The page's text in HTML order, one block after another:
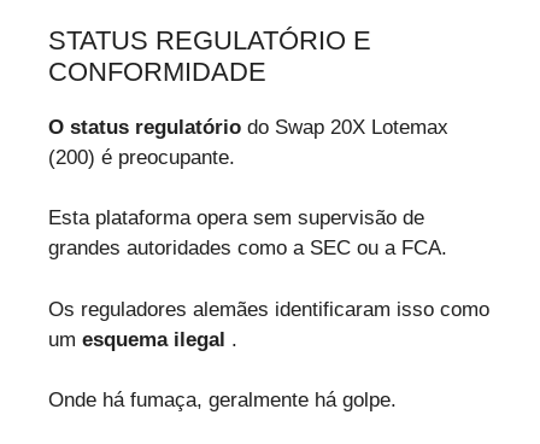
STATUS REGULATÓRIO E
CONFORMIDADE
O status regulatório do Swap 20X Lotemax
(200) é preocupante.
Esta plataforma opera sem supervisão de
grandes autoridades como a SEC ou a FCA.
Os reguladores alemães identificaram isso como
um esquema ilegal .
Onde há fumaça, geralmente há golpe.